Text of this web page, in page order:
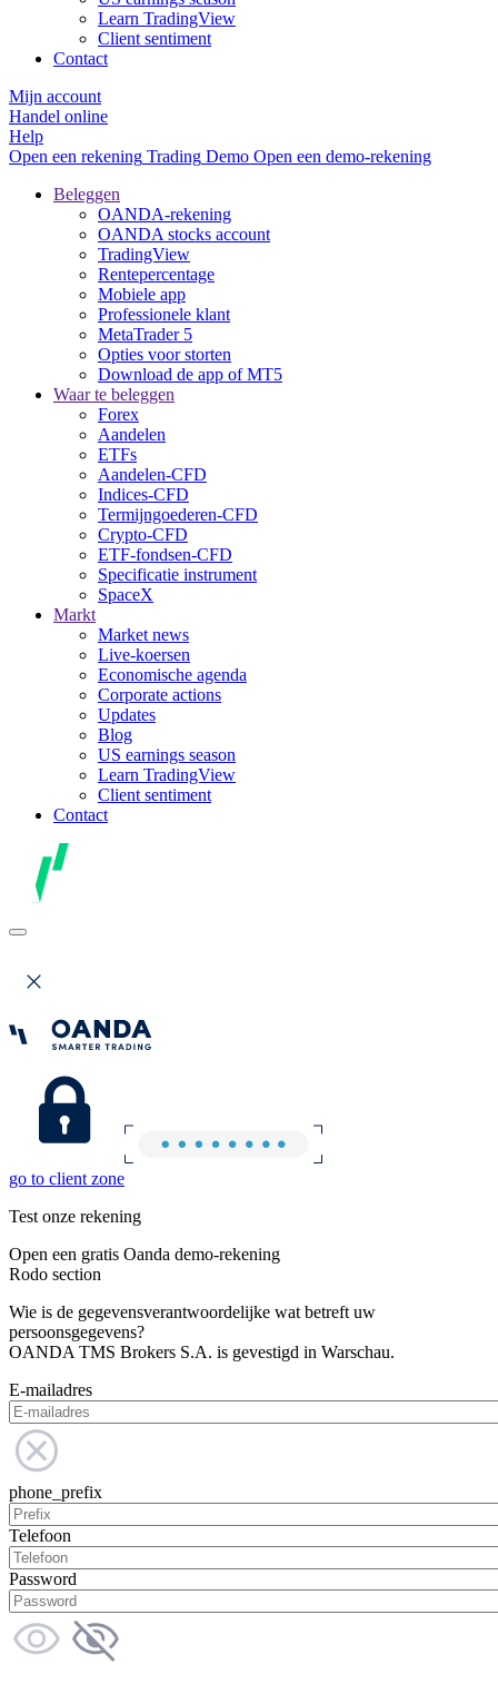
Learn TradingView
Client sentiment
Contact
Mijn account
Handel online
Help
Open een rekening Trading Demo Open een demo-rekening
Beleggen
OANDA-rekening
OANDA stocks account
TradingView
Rentepercentage
Mobiele app
Professionele klant
MetaTrader 5
Opties voor storten
Download de app of MT5
Waar te beleggen
Forex
Aandelen
ETFs
Aandelen-CFD
Indices-CFD
Termijngoederen-CFD
Crypto-CFD
ETF-fondsen-CFD
Specificatie instrument
SpaceX
Markt
Market news
Live-koersen
Economische agenda
Corporate actions
Updates
Blog
US earnings season
Learn TradingView
Client sentiment
Contact
go to client zone
Test onze rekening
Open een gratis Oanda demo-rekening
Rodo section
Wie is de gegevensverantwoordelijke wat betreft uw
persoonsgegevens?
OANDA TMS Brokers S.A. is gevestigd in Warschau.
E-mailadres
phone_prefix
Telefoon
Password